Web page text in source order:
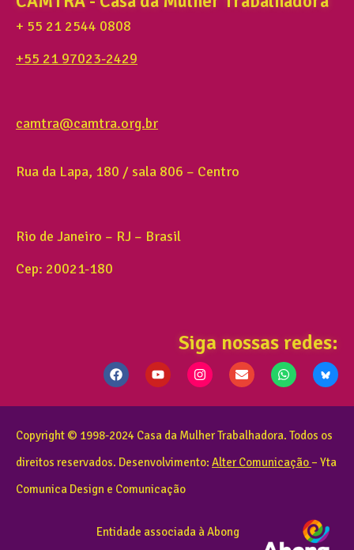
+ 55 21 2544 0808
+55 21 97023-2429
camtra@camtra.org.br
Rua da Lapa, 180 / sala 806 – Centro
Rio de Janeiro – RJ – Brasil
Cep: 20021-180
Siga nossas redes:
Copyright © 1998-2024 Casa da Mulher Trabalhadora. Todos os
direitos reservados. Desenvolvimento: Alter Comunicação – Yta
Comunica Design e Comunicação
Entidade associada à Abong